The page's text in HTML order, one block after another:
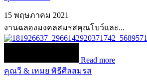
15 พฤษภาคม 2021
งานฉลองมงคลสมรสคุณโบว์และ...
Read more
คุณวี & เหมย พิธีศีลสมรส